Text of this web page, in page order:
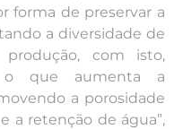
forma de preservar a
a diversidade de
com isto,
o que aumenta a
a porosidade
a retenção de água”,